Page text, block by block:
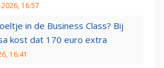
16:57
in de Business Class? Bij
kost dat 170 euro extra
16:41